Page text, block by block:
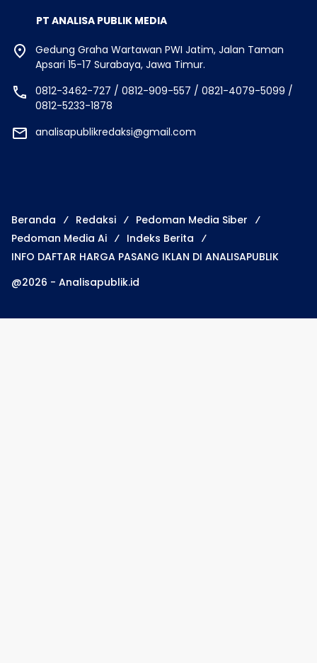
PT ANALISA PUBLIK MEDIA
Gedung Graha Wartawan PWI Jatim, Jalan Taman
Apsari 15-17 Surabaya, Jawa Timur.
0812-3462-727 / 0812-909-557 / 0821-4079-5099 /
0812-5233-1878
analisapublikredaksi@gmail.com
Beranda Redaksi
Pedoman Media Siber
Pedoman Media Ai
Indeks Berita
INFO DAFTAR HARGA PASANG IKLAN DI ANALISAPUBLIK
@2026 - Analisapublik.id